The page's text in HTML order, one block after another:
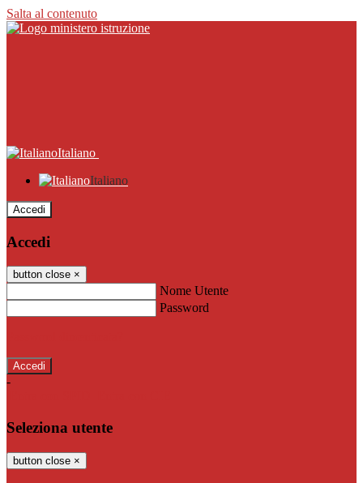
Salta al contenuto
Italiano
Italiano
Accedi
Accedi
button close ×
Nome Utente
Password
-
Seleziona utente
button close ×